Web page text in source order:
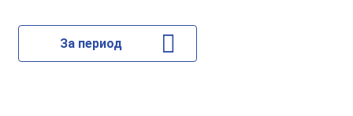
За период